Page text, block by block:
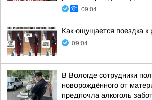
09:04
Как ощущается поездка
09:04
В Вологде сотрудники
новорождённого от
предпочла алкоголь